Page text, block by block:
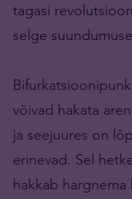
tagasi
selge
võivad hakata
ja seejuures on
erinevad. Sel
hakkab